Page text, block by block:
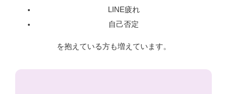
LINE疲れ
自己否定
を抱えている方も増えています。